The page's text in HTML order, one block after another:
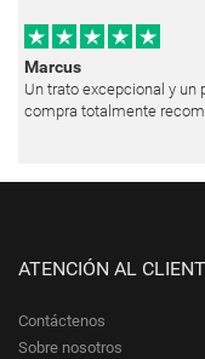
Marcus
Un trato excepcional y un
compra totalmente
ATENCIÓN AL
Contáctenos
Sobre nosotros